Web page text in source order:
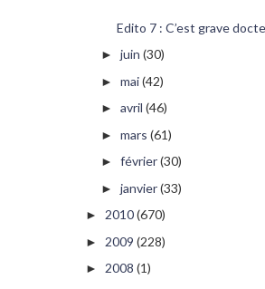
Edito 7 : C’est grave
► juin (30)
► mai(42)
► avril (46)
► mars (61)
► février(30)
► janvier(33)
► 2010(670)
► 2009 (228)
► 2008 (1)